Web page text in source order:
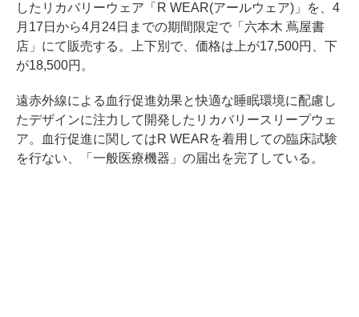
したリカバリーウェア「R WEAR(アールウェア)」を、4
月17日から4月24日までの期間限定で「六本木 蔦屋書
店」にて販売する。上下別で、価格は上が17,500円、下
が18,500円。
遠赤外線による血行促進効果と快適な睡眠環境に配慮し
たデザインに注力して開発したリカバリースリープウェ
ア。血行促進に関してはR WEARを着用しての臨床試験
を行ない、「一般医療機器」の届出を完了している。